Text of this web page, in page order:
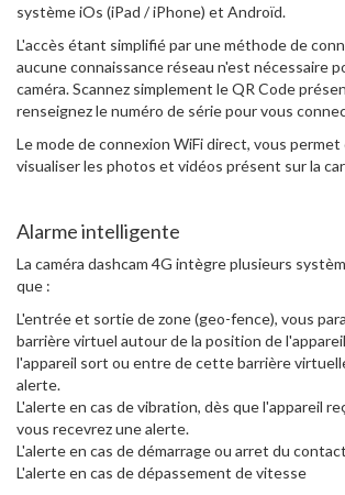
système iOs (iPad / iPhone) et Androïd.
L'accès étant simplifié par une méthode de
aucune connaissance réseau n'est nécessaire
caméra. Scannez simplement le QR Code
renseignez le numéro de série pour vous
Le mode de connexion WiFi direct, vous
visualiser les photos et vidéos présent sur la
Alarme intelligente
La caméra dashcam 4G intègre plusieurs
que :
L'entrée et sortie de zone (geo-fence), vous
barrière virtuel autour de la position de
l'appareil sort ou entre de cette barrière
alerte.
L'alerte en cas de vibration, dès que l'appareil
vous recevrez une alerte.
L'alerte en cas de démarrage ou arret du contact
L'alerte en cas de dépassement de vitesse